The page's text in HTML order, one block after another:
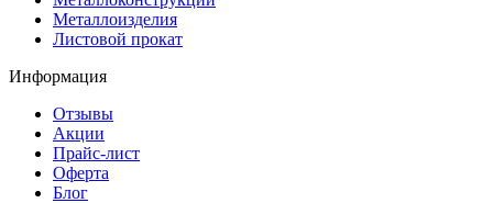
Металлоизделия
Листовой прокат
Информация
Отзывы
Акции
Прайс-лист
Оферта
Блог